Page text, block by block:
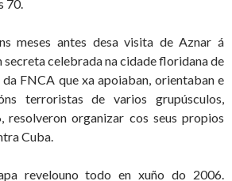
70.
meses antes desa visita de Aznar á
secreta celebrada na cidade floridana de
FNCA que xa apoiaban, orientaban e
terroristas de varios grupúsculos,
resolveron organizar cos seus propios
Cuba.
revelouno todo en xuño do 2006.